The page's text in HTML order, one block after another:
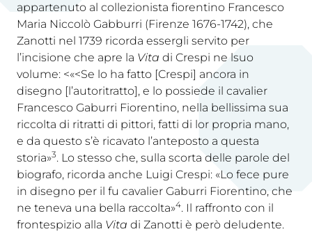
appartenuto al collezionista fiorentino Francesco
Maria Niccolò Gabburri (Firenze 1676-1742), che
Zanotti nel 1739 ricorda essergli servito per
l’incisione che apre la Vita di Crespi ne lsuo
volume: <«<Se lo ha fatto [Crespi] ancora in
disegno [l’autoritratto], e lo possiede il cavalier
Francesco Gaburri Fiorentino, nella bellissima sua
riccolta di ritratti di pittori, fatti di lor propria mano,
e da questo s’è ricavato l’anteposto a questa
storia»3. Lo stesso che, sulla scorta delle parole del
biografo, ricorda anche Luigi Crespi: «Lo fece pure
in disegno per il fu cavalier Gaburri Fiorentino, che
ne teneva una bella raccolta»4. Il raffronto con il
frontespizio alla Vita di Zanotti è però deludente.